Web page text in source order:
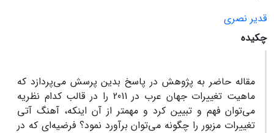
قدیر نصری
چکیده
مقاله حاضر به پژوهش در پاسخ بدین پرسش می‌پردازد که
ماهیت تغییرات جهان عرب در 2011 را در قالب کدام نظریه
می‌توان فهم و تبیین کرد و مهمتر از آن اینکه، آهنگ آتی
تغییرات مزبور را چگونه می‌توان برآورد نمود؟ فرضیه‌ای که در